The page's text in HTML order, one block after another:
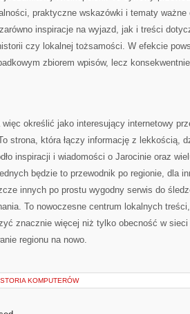
praktyczne wskazówki i tematy
inspiracje na wyjazd, jak i treści
czy lokalnej tożsamości. W efekcie
zbiorem wpisów, lecz
więc określić jako interesujący internetowy
strona, która łączy informację z lekkością,
inspiracji i wiadomości o Jarocinie oraz
będzie to przewodnik po regionie, dla
innych po prostu wygodny serwis do
To nowoczesne centrum lokalnych
znacznie więcej niż tylko obecność w
regionu na nowo.
KOMPUTERÓW